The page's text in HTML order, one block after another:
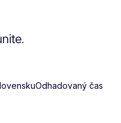
Odhadovaný čas